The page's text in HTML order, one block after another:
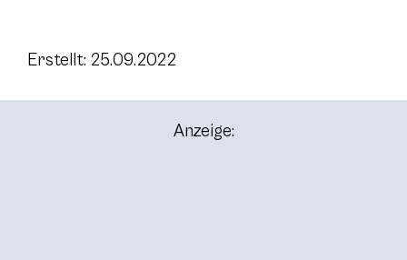
Erstellt: 25.09.2022
Anzeige: